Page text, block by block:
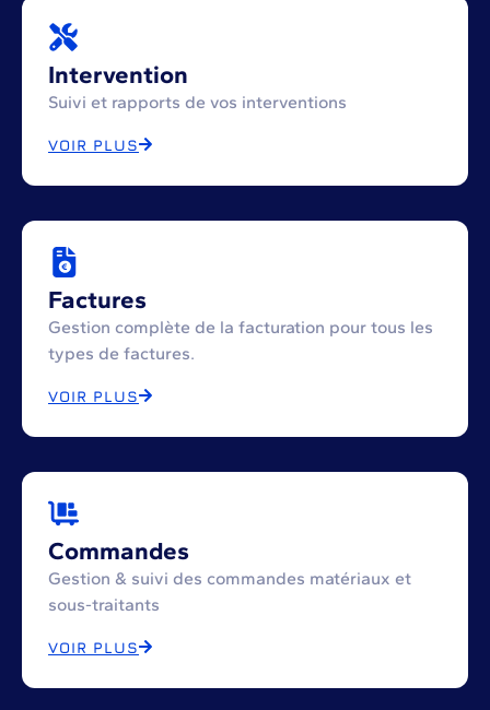
Intervention
Suivi et rapports de vos interventions
VOIR PLUS
Factures
Gestion complète de la facturation pour tous les
types de factures.
VOIR PLUS
Commandes
Gestion & suivi des commandes matériaux et
sous-traitants
VOIR PLUS